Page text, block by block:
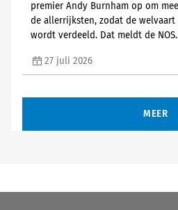
premier Andy Burnham op om
de allerrijksten, zodat de
wordt verdeeld. Dat meldt de NOS.
27 juli 2026
MEER